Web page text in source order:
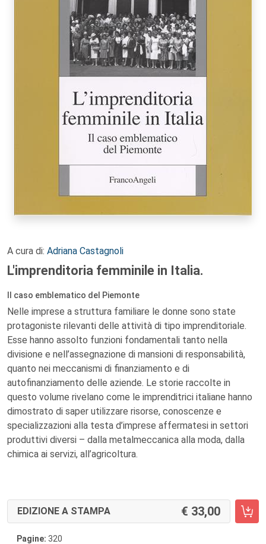
A cura di: Adriana Castagnoli
L'imprenditoria femminile in Italia.
Il caso emblematico del Piemonte
Nelle imprese a struttura familiare le donne sono state
protagoniste rilevanti delle attività di tipo imprenditoriale.
Esse hanno assolto funzioni fondamentali tanto nella
divisione e nell’assegnazione di mansioni di responsabilità,
quanto nei meccanismi di finanziamento e di
autofinanziamento delle aziende. Le storie raccolte in
questo volume rivelano come le imprenditrici italiane hanno
dimostrato di saper utilizzare risorse, conoscenze e
specializzazioni alla testa d’imprese affermatesi in settori
produttivi diversi – dalla metalmeccanica alla moda, dalla
chimica ai servizi, all’agricoltura.
EDIZIONE A STAMPA 33,00
Pagine: 320